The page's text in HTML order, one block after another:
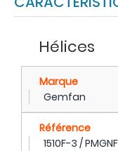
Hélices
Marque
Gemfan
Référence
1510F-3 /